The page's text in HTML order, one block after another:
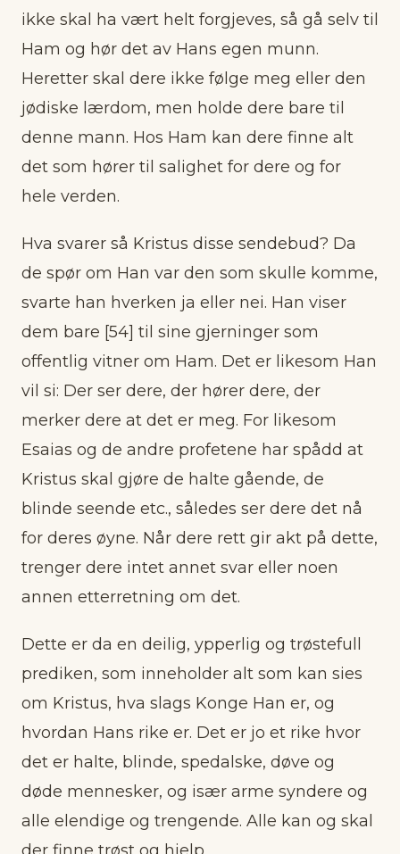
ikke skal ha vært helt forgjeves, så gå selv til
Ham og hør det av Hans egen munn.
Heretter skal dere ikke følge meg eller den
jødiske lærdom, men holde dere bare til
denne mann. Hos Ham kan dere finne alt
det som hører til salighet for dere og for
hele verden.
Hva svarer så Kristus disse sendebud? Da
de spør om Han var den som skulle komme,
svarte han hverken ja eller nei. Han viser
dem bare [54] til sine gjerninger som
offentlig vitner om Ham. Det er likesom Han
vil si: Der ser dere, der hører dere, der
merker dere at det er meg. For likesom
Esaias og de andre profetene har spådd at
Kristus skal gjøre de halte gående, de
blinde seende etc., således ser dere det nå
for deres øyne. Når dere rett gir akt på dette,
trenger dere intet annet svar eller noen
annen etterretning om det.
Dette er da en deilig, ypperlig og trøstefull
prediken, som inneholder alt som kan sies
om Kristus, hva slags Konge Han er, og
hvordan Hans rike er. Det er jo et rike hvor
det er halte, blinde, spedalske, døve og
døde mennesker, og især arme syndere og
alle elendige og trengende. Alle kan og skal